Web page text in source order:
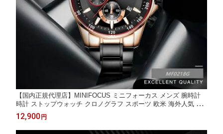
【国内正規代理店】MINIFOCUS ミニフォーカス メンズ 腕時計
時計 ストップウォッチ クロノグラフ スポーツ 欧米 海外人気 ミ
リタリーマルチ クォーツ 夜光 カレンダー プレゼント ギフト お
祝い 誕生日 父の日 かっこいい 成人式 クリスマス 彼氏 旦那 男性
用 MF0218G
12,900 円